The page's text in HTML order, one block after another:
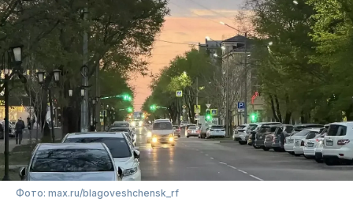
Фото: max.ru/blagoveshchensk_rf